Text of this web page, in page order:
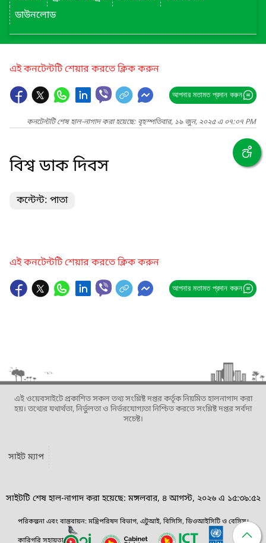
ডাউনলোড
এই কনটেন্টটি শেয়ার করতে ক্লিক করুন
আপনার মতামত প্রদান করুন
কনটেন্টটি শেষ হাল-নাগাদ করা হয়েছে: বৃহস্পতিবার, ১৯ জুন, ২০২৫ এ ০৭:০৭ PM
বিশ্ব ডাক দিবস
কন্টেন্ট: পাতা
এই কনটেন্টটি শেয়ার করতে ক্লিক করুন
আপনার মতামত প্রদান করুন
এই ওয়েবসাইটে প্রকাশিত সকল তথ্য সংশ্লিষ্ট দপ্তর কর্তৃক নিয়মিত হালনাগাদ করা
হয়। তথ্যের যথার্থতা, নির্ভুলতা ও নির্ভরযোগ্যতা নিশ্চিত করতে সংশ্লিষ্ট দপ্তর সর্বদা
সচেষ্ট।
সাইট ম্যাপ
সাইটটি শেষ হাল-নাগাদ করা হয়েছে: মঙ্গলবার, ৪ আগস্ট, ২০২৬ এ ১৫:৩৯:৫২
পরিকল্পনা এবং বাস্তবায়ন: মন্ত্রিপরিষদ বিভাগ, এটুআই, বিসিসি, ডিওআইসিটি ও বেসিস।
কারিগরি সহায়তা